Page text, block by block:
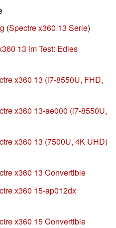
(Spectre x360 13 Serie)
13 im Test: Edles
x360 13 (i7-8550U, FHD,
x360 13-ae000 (i7-8550U,
x360 13 (7500U, 4K UHD)
x360 13 Convertible
x360 15-ap012dx
x360 15 Convertible